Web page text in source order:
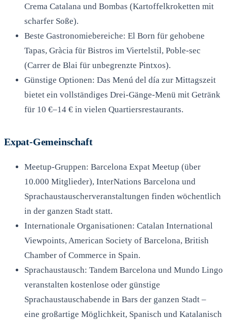
Crema Catalana und Bombas (Kartoffelkroketten mit
scharfer Soße).
Beste Gastronomiebereiche: El Born für gehobene
Tapas, Gràcia für Bistros im Viertelstil, Poble-sec
(Carrer de Blai für unbegrenzte Pintxos).
Günstige Optionen: Das Menú del día zur Mittagszeit
bietet ein vollständiges Drei-Gänge-Menü mit Getränk
für 10 €–14 € in vielen Quartiersrestaurants.
Expat-Gemeinschaft
Meetup-Gruppen: Barcelona Expat Meetup (über
10.000 Mitglieder), InterNations Barcelona und
Sprachaustauscherveranstaltungen finden wöchentlich
in der ganzen Stadt statt.
Internationale Organisationen: Catalan International
Viewpoints, American Society of Barcelona, British
Chamber of Commerce in Spain.
Sprachaustausch: Tandem Barcelona und Mundo Lingo
veranstalten kostenlose oder günstige
Sprachaustauschabende in Bars der ganzen Stadt –
eine großartige Möglichkeit, Spanisch und Katalanisch